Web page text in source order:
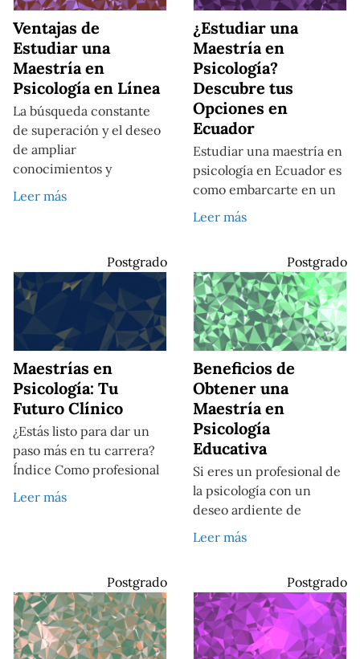
Ventajas de
Estudiar una
Maestría en
Psicología en Línea
La búsqueda constante
de superación y el deseo
de ampliar
conocimientos y
Leer más
¿Estudiar una
Maestría en
Psicología?
Descubre tus
Opciones en
Ecuador
Estudiar una maestría en
psicología en Ecuador es
como embarcarte en un
Leer más
Postgrado
Maestrías en
Psicología: Tu
Futuro Clínico
¿Estás listo para dar un
paso más en tu carrera?
Índice Como profesional
Leer más
Postgrado
Beneficios de
Obtener una
Maestría en
Psicología
Educativa
Si eres un profesional de
la psicología con un
deseo ardiente de
Leer más
Postgrado Postgrado